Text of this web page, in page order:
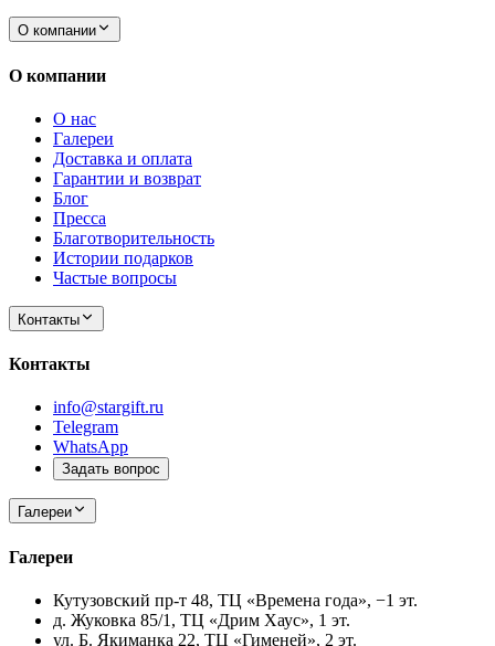
О компании
О компании
О нас
Галереи
Доставка и оплата
Гарантии и возврат
Блог
Пресса
Благотворительность
Истории подарков
Частые вопросы
Контакты
Контакты
info@stargift.ru
Telegram
WhatsApp
Задать вопрос
Галереи
Галереи
Кутузовский пр-т 48, ТЦ «Времена года», −1 эт.
д. Жуковка 85/1, ТЦ «Дрим Хаус», 1 эт.
ул. Б. Якиманка 22, ТЦ «Гименей», 2 эт.